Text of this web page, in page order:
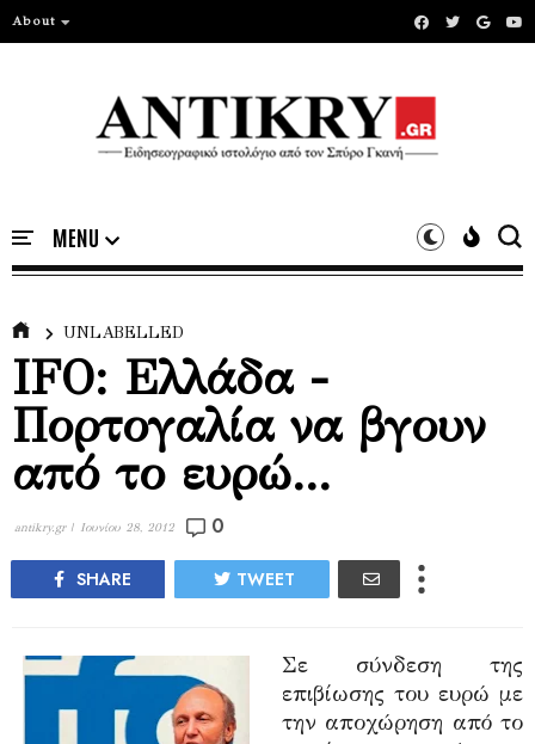
About
UNLABELLED
IFO: Ελλάδα -
Πορτογαλία να βγουν
από το ευρώ...
antikry.gr | Ιουνίου 28, 2012 0
SHARE TWEET
Σε σύνδεση της
επιβίωσης του ευρώ με
την αποχώρηση από το